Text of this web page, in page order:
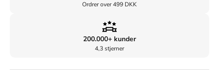
Ordrer over 499 DKK
200.000+ kunder
4,3 stjerner